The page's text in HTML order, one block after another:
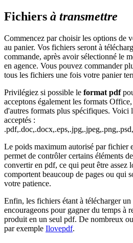
Fichiers à transmettre
Commencez par choisir les options de
au panier. Vos fichiers seront à
commande, après avoir sélectionné le
en agence. Vous pouvez commander
tous les fichiers une fois votre panier
Privilégiez si possible le format pdf
acceptons également les formats
d'autres formats plus spécifiques. Voici
acceptés :
Le poids maximum autorisé par fichier
permet de contrôler certains éléments
convertir en pdf, ce qui peut être assez
comportent beaucoup de pages ou qui
votre patience.
Enfin, les fichiers étant à télécharger
encourageons pour gagner du temps à
produit en un seul pdf. De nombreux
par exemple Ilovepdf.